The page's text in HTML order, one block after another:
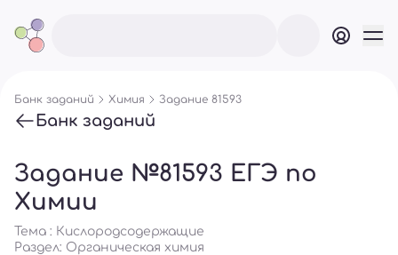
Банк заданий Химия Задание 81593
Банк заданий
Задание №81593 ЕГЭ по
Химии
Тема : Кислородсодержащие
Раздел: Органическая химия